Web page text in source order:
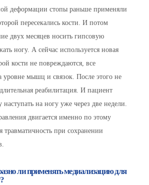
деформации стопы раньше применяли
пересекались кости. И потом
двух месяцев носить гипсовую
ногу. А сейчас используется новая
кости не повреждаются, все
уровне мышц и связок. После этого не
реабилитация. И пациент
на ногу уже через две недели.
двигается именно по этому
при сохранении
ли применять медиализацию для